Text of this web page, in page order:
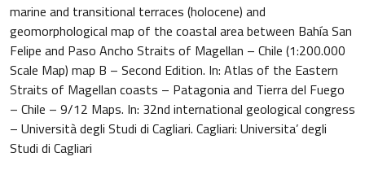
marine and transitional terraces (holocene) and
geomorphological map of the coastal area between Bahía San
Felipe and Paso Ancho Straits of Magellan – Chile (1:200.000
Scale Map) map B – Second Edition. In: Atlas of the Eastern
Straits of Magellan coasts – Patagonia and Tierra del Fuego
– Chile – 9/12 Maps. In: 32nd international geological congress
– Università degli Studi di Cagliari. Cagliari: Universita’ degli
Studi di Cagliari